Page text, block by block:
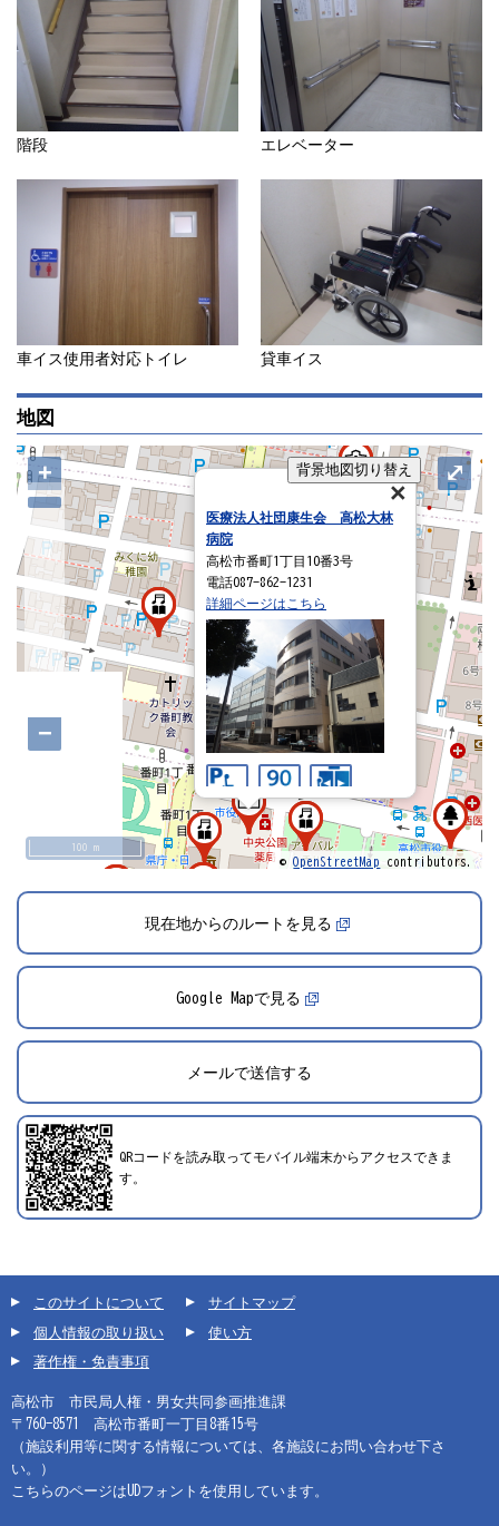
階段 エレベーター
車イス使用者対応トイレ 貸車イス
地図
背景地図切り替え
医療法人社団康生会 高松大林
病院
高松市番町1丁目10番3号
電話087-862-1231
詳細ページはこちら
2022年11月1日登録
+
−
©OpenStreetMap contributors.
100 m
⤢
現在地からのルートを見る
Google Mapで見る
メールで送信する
QRコードを読み取ってモバイル端末からアクセスできま
す。
高松市 市民局人権・男女共同参画推進課
〒760-8571 高松市番町一丁目8番15号
（施設利用等に関する情報については、各施設にお問い合わせ下さ
い。）
こちらのページはUDフォントを使用しています。
このサイトについて
個人情報の取り扱い
著作権・免責事項
サイトマップ
使い方